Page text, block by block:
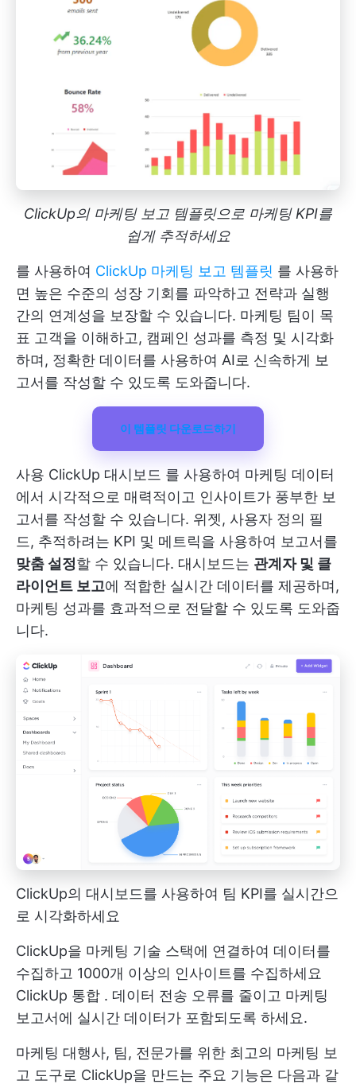
ClickUp의 마케팅 보고 템플릿으로 마케팅 KPI를
쉽게 추적하세요
를 사용하여 ClickUp 마케팅 보고 템플릿 를 사용하
면 높은 수준의 성장 기회를 파악하고 전략과 실행
간의 연계성을 보장할 수 있습니다. 마케팅 팀이 목
표 고객을 이해하고, 캠페인 성과를 측정 및 시각화
하며, 정확한 데이터를 사용하여 AI로 신속하게 보
고서를 작성할 수 있도록 도와줍니다.
이 템플릿 다운로드하기
사용 ClickUp 대시보드 를 사용하여 마케팅 데이터
에서 시각적으로 매력적이고 인사이트가 풍부한 보
고서를 작성할 수 있습니다. 위젯, 사용자 정의 필
드, 추적하려는 KPI 및 메트릭을 사용하여 보고서를
맞춤 설정할 수 있습니다. 대시보드는 관계자 및 클
라이언트 보고에 적합한 실시간 데이터를 제공하며,
마케팅 성과를 효과적으로 전달할 수 있도록 도와줍
니다.
ClickUp의 대시보드를 사용하여 팀 KPI를 실시간으
로 시각화하세요
ClickUp을 마케팅 기술 스택에 연결하여 데이터를
수집하고 1000개 이상의 인사이트를 수집하세요
ClickUp 통합 . 데이터 전송 오류를 줄이고 마케팅
보고서에 실시간 데이터가 포함되도록 하세요.
마케팅 대행사, 팀, 전문가를 위한 최고의 마케팅 보
고 도구로 ClickUp을 만드는 주요 기능은 다음과 같